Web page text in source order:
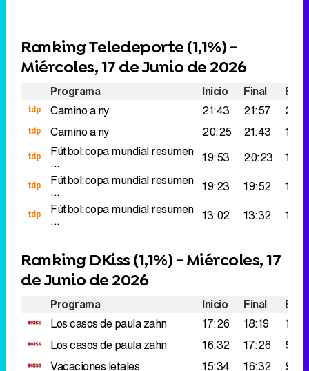
Ranking Teledeporte (1,1%) -
Miércoles, 17 de Junio de 2026
Programa Inicio Final
Camino a ny
21:43 21:57
Camino a ny
20:25 21:43
Fútbol:copa mundial resumen
... 19:53 20:23
Fútbol:copa mundial resumen
... 19:23 19:52
Fútbol:copa mundial resumen
... 13:02 13:32
Ranking DKiss (1,1%) - Miércoles, 17
de Junio de 2026
Programa Inicio Final
Los casos de paula zahn
17:26 18:19
Los casos de paula zahn
16:32 17:26
Vacaciones letales
15:34 16:32